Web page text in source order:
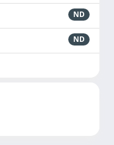
ND
ND